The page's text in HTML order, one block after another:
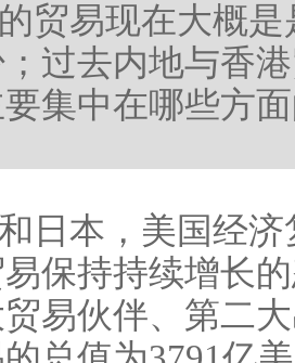
贸易现在大概
过去内地与香
集中在哪些方
日本，美国经
保持持续增长
易伙伴、第二